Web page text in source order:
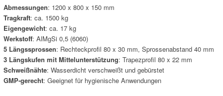
Abmessungen: 1200 x 800 x 150 mm
Tragkraft: ca. 1500 kg
Eigengewicht: ca. 17 kg
Werkstoff: AlMgSi 0,5 (6060)
5 Längssprossen: Rechteckprofil 80 x 30 mm, Sprossenabstand 40 mm
3 Längskufen mit Mittelunterstützung: Trapezprofil 80 x 22 mm
Schweißnähte: Wasserdicht verschweißt und gebürstet
GMP-gerecht: Geeignet für hygienische Anwendungen